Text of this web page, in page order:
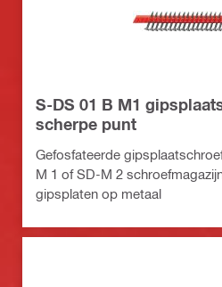
S-DS 01 B M1
scherpe punt
Gefosfateerde
M 1 of SD-M 2
gipsplaten op metaal